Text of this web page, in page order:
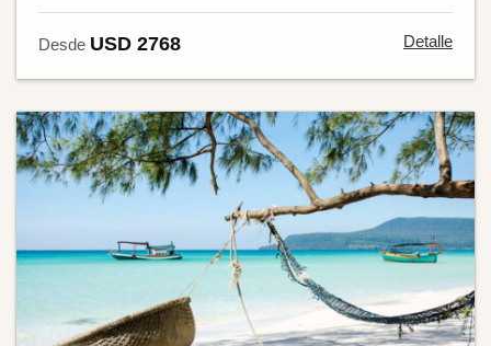
Desde USD 2768 Detalle